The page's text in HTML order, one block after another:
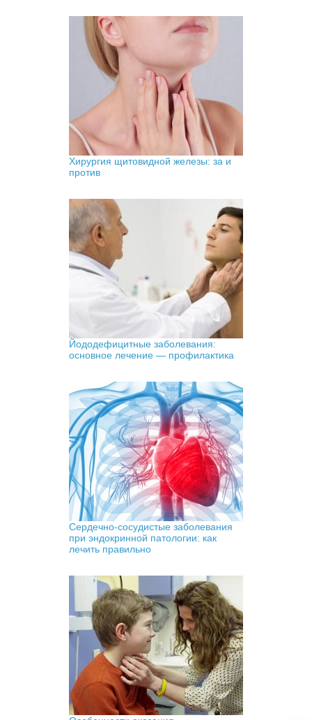
Хирургия щитовидной железы: за и
против
Йододефицитные заболевания:
основное лечение — профилактика
Сердечно-сосудистые заболевания
при эндокринной патологии: как
лечить правильно